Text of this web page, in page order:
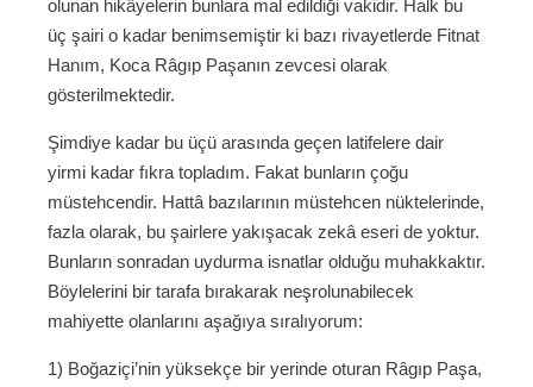
olunan hikâyelerin bunlara mal edildiği vakidir. Halk bu
üç şairi o kadar benimsemiştir ki bazı rivayetlerde Fitnat
Hanım, Koca Râgıp Paşanın zevcesi olarak
gösterilmektedir.
Şimdiye kadar bu üçü arasında geçen latifelere dair
yirmi kadar fıkra topladım. Fakat bunların çoğu
müstehcendir. Hattâ bazılarının müstehcen nüktelerinde,
fazla olarak, bu şairlere yakışacak zekâ eseri de yoktur.
Bunların sonradan uydurma isnatlar olduğu muhakkaktır.
Böylelerini bir tarafa bırakarak neşrolunabilecek
mahiyette olanlarını aşağıya sıralıyorum:
1) Boğaziçi’nin yüksekçe bir yerinde oturan Râgıp Paşa,